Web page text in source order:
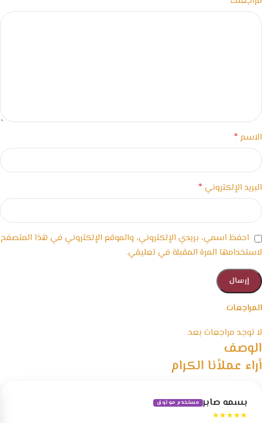
المراجعات
لا توجد مراجعات بعد.
الاسم *
البريد الإلكتروني *
احفظ اسمي، بريدي الإلكتروني، والموقع الإلكتروني في هذا المتصفح
لاستخدامها المرة المقبلة في تعليقي.
الوصف
أراء عملأنا الكرام
بسمه صابر مستخدم موثوق
★★★★★